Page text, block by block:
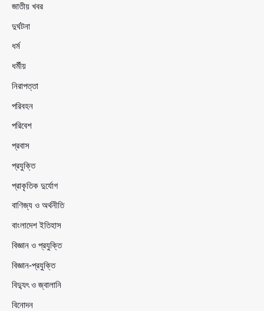
জাতীয় খবর
দুর্ঘটনা
ধর্ম
ধর্মীয়
নিরাপত্তা
পরিবহন
পরিবেশ
প্রবাস
প্রযুক্তি
প্রাকৃতিক দুর্যোগ
বাণিজ্য ও অর্থনীতি
বাংলাদেশ ইতিহাস
বিজ্ঞান ও প্রযুক্তি
বিজ্ঞান-প্রযুক্তি
বিদ্যুৎ ও জ্বালানি
বিনোদন